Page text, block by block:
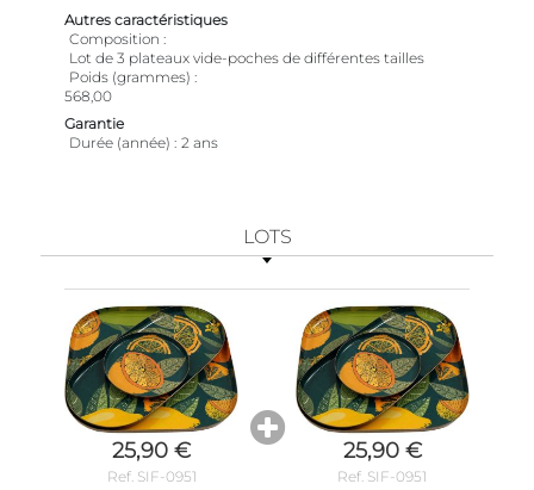
Autres caractéristiques
Composition
Lot de 3 plateaux vide-poches de différentes tailles
Poids (grammes)
568,00
Garantie
Durée (année)
2 ans
LOTS
25,90 €
Ref. SIF-0951
25,90 €
Ref. SIF-0951